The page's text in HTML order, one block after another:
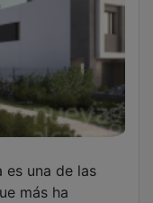
más ha